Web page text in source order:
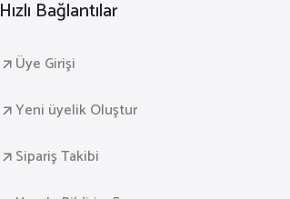
Hızlı Bağlantılar
Üye Girişi
Yeni üyelik Oluştur
Sipariş Takibi